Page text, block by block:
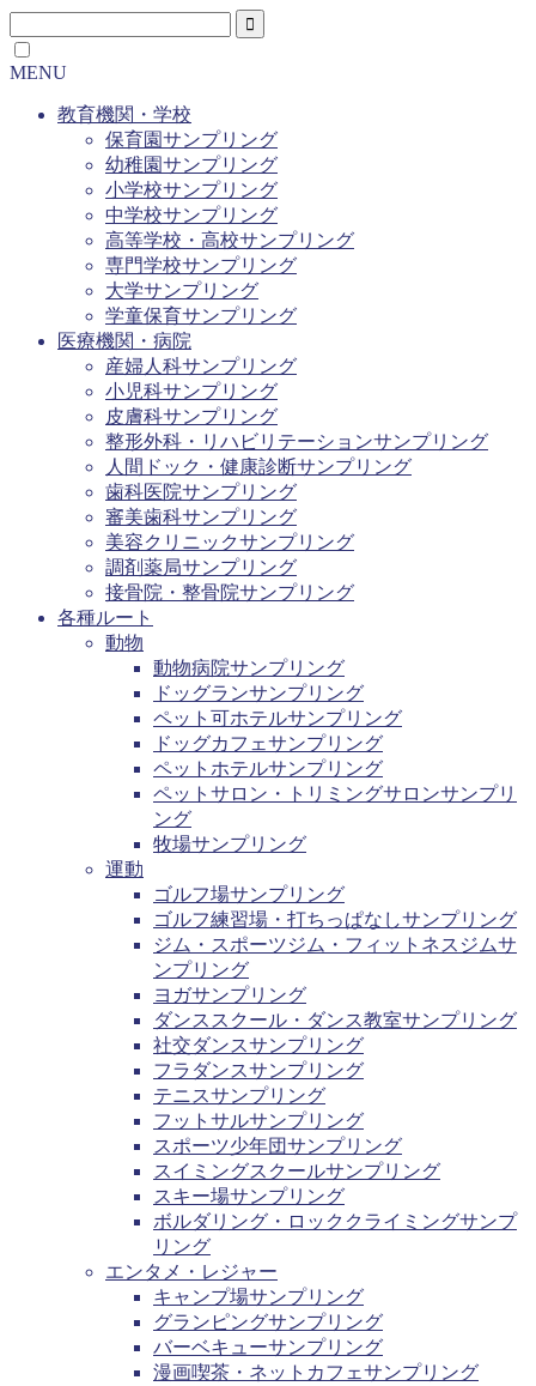
MENU
教育機関・学校
保育園サンプリング
幼稚園サンプリング
小学校サンプリング
中学校サンプリング
高等学校・高校サンプリング
専門学校サンプリング
大学サンプリング
学童保育サンプリング
医療機関・病院
産婦人科サンプリング
小児科サンプリング
皮膚科サンプリング
整形外科・リハビリテーションサンプリング
人間ドック・健康診断サンプリング
歯科医院サンプリング
審美歯科サンプリング
美容クリニックサンプリング
調剤薬局サンプリング
接骨院・整骨院サンプリング
各種ルート
動物
動物病院サンプリング
ドッグランサンプリング
ペット可ホテルサンプリング
ドッグカフェサンプリング
ペットホテルサンプリング
ペットサロン・トリミングサロンサンプリ
ング
牧場サンプリング
運動
ゴルフ場サンプリング
ゴルフ練習場・打ちっぱなしサンプリング
ジム・スポーツジム・フィットネスジムサ
ンプリング
ヨガサンプリング
ダンススクール・ダンス教室サンプリング
社交ダンスサンプリング
フラダンスサンプリング
テニスサンプリング
フットサルサンプリング
スポーツ少年団サンプリング
スイミングスクールサンプリング
スキー場サンプリング
ボルダリング・ロッククライミングサンプ
リング
エンタメ・レジャー
キャンプ場サンプリング
グランピングサンプリング
バーベキューサンプリング
漫画喫茶・ネットカフェサンプリング